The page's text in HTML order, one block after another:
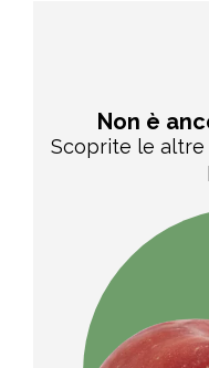
Non è
Scoprite le